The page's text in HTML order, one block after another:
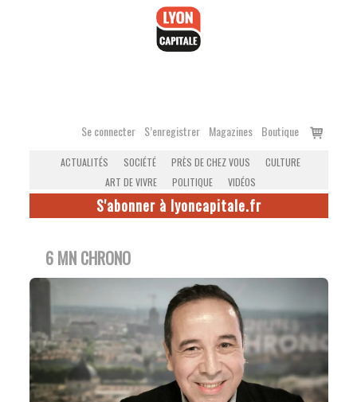
Se connecter S’enregistrer Magazines Boutique
Voir
ACTUALITÉS SOCIÉTÉ PRÈS DE CHEZ VOUS
CULTURE
ART DE VIVRE
POLITIQUE VIDÉOS
S'abonner à lyoncapitale.fr
6 MN CHRONO